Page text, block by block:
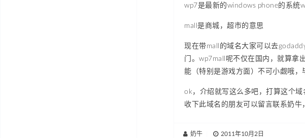
wp7是最新的windows phone的系统
mall是商城，超市的意思
现在带mall的域名大家可以去
门。wp7mall呢不仅在国内，就算拿
能（特别是游戏方面）不可小觑哦，
ok，介绍就写这么多吧，打算这个
收下此域名的朋友可以留言联系奶
奶牛 2011年10月2日